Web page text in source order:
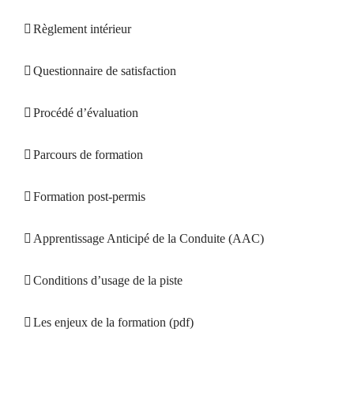
Règlement intérieur
Questionnaire de satisfaction
Procédé d’évaluation
Parcours de formation
Formation post-permis
Apprentissage Anticipé de la Conduite (AAC)
Conditions d’usage de la piste
Les enjeux de la formation (pdf)